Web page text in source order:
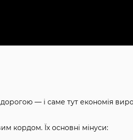
— і саме тут економія
кордом. Їх основні мінуси: